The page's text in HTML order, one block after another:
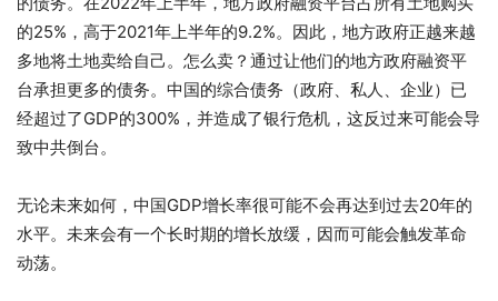
的25%，高于2021年上半年的9.2%。因此，地方政府正越来越
多地将土地卖给自己。怎么卖？通过让他们的地方政府融资平
台承担更多的债务。中国的综合债务（政府、私人、企业）已
经超过了GDP的300%，并造成了银行危机，这反过来可能会导
致中共倒台。
无论未来如何，中国GDP增长率很可能不会再达到过去20年的
水平。未来会有一个长时期的增长放缓，因而可能会触发革命
动荡。